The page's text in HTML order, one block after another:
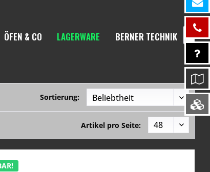
ÖFEN & CO LAGERWARE BERNER TECHNIK
Sortierung:
Artikel pro Seite: